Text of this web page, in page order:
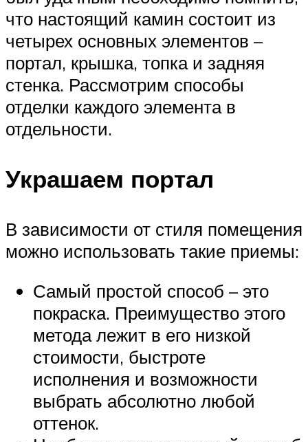
что настоящий камин состоит из
четырех основных элементов –
портал, крышка, топка и задняя
стенка. Рассмотрим способы
отделки каждого элемента в
отдельности.
Украшаем портал
В зависимости от стиля помещения
можно использовать такие приемы:
Самый простой способ – это
покраска. Преимущество этого
метода лежит в его низкой
стоимости, быстроте
исполнения и возможности
выбрать абсолютно любой
оттенок.